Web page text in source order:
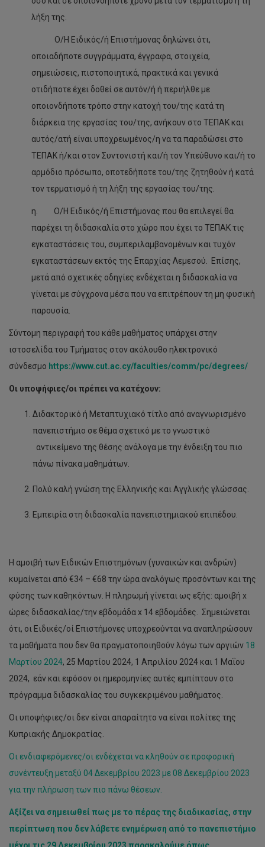
Φιλοξενίας Κύπρου
Φθινοπωρινό Εξάμηνο 2025/2026
Εξετάσεις για Δημόσια Υπηρεσία
Προκηρύξεις Θέσεων Διοικητικού Προσωπικού
Προκηρύξεις Τμημάτων
Υπεύθυνη Δήλωση
Κατηγορίες Προσωπικού
Αποτελέσματα Γραπτών Εξετάσεων/Μοριοδοτήσεων για
θέσεις Διοικητικού Προσωπικού
Προκηρύξεις Θέσεων Συντονιστικού Κέντρου EUt+
λήξη της.
Ο/Η Ειδικός/ή Επιστήμονας δηλώνει ότι,
οποιαδήποτε συγγράμματα, έγγραφα, στοιχεία,
σημειώσεις, πιστοποιητικά, πρακτικά και γενικά
οτιδήποτε έχει δοθεί σε αυτόν/ή ή περιήλθε με
οποιονδήποτε τρόπο στην κατοχή του/της κατά τη
διάρκεια της εργασίας του/της, ανήκουν στο ΤΕΠΑΚ και
αυτός/ατή είναι υποχρεωμένος/η να τα παραδώσει στο
ΤΕΠΑΚ ή/και στον Συντονιστή και/ή τον Υπεύθυνο και/ή το
αρμόδιο πρόσωπο, οποτεδήποτε του/της ζητηθούν ή κατά
τον τερματισμό ή τη λήξη της εργασίας του/της.
η. Ο/Η Ειδικός/ή Επιστήμονας που θα επιλεγεί θα
παρέχει τη διδασκαλία στο χώρο που έχει το ΤΕΠΑΚ τις
εγκαταστάσεις του, συμπεριλαμβανομένων και τυχόν
εγκαταστάσεων εκτός της Επαρχίας Λεμεσού. Επίσης,
μετά από σχετικές οδηγίες ενδέχεται η διδασκαλία να
γίνεται με σύγχρονα μέσα που να επιτρέπουν τη μη φυσική
παρουσία.
Σύντομη περιγραφή του κάθε μαθήματος υπάρχει στην
ιστοσελίδα του Τμήματος στον ακόλουθο ηλεκτρονικό
σύνδεσμο https://www.cut.ac.cy/faculties/comm/pc/degrees/
Οι υποψήφιες/οι πρέπει να κατέχουν:
Διδακτορικό ή Μεταπτυχιακό τίτλο από αναγνωρισμένο
πανεπιστήμιο σε θέμα σχετικό με το γνωστικό
αντικείμενο της θέσης ανάλογα με την ένδειξη του πιο
πάνω πίνακα μαθημάτων.
Πολύ καλή γνώση της Ελληνικής και Αγγλικής γλώσσας.
Εμπειρία στη διδασκαλία πανεπιστημιακού επιπέδου.
Η αμοιβή των Ειδικών Επιστημόνων (γυναικών και ανδρών)
κυμαίνεται από €34 – €68 την ώρα αναλόγως προσόντων και της
φύσης των καθηκόντων. Η πληρωμή γίνεται ως εξής: αμοιβή x
ώρες διδασκαλίας/την εβδομάδα x 14 εβδομάδες. Σημειώνεται
ότι, οι Ειδικές/οί Επιστήμονες υποχρεούνται να αναπληρώσουν
τα μαθήματα που δεν θα πραγματοποιηθούν λόγω των αργιών 18
Μαρτίου 2024, 25 Μαρτίου 2024, 1 Απριλίου 2024 και 1 Μαΐου
2024, εάν και εφόσον οι ημερομηνίες αυτές εμπίπτουν στο
πρόγραμμα διδασκαλίας του συγκεκριμένου μαθήματος.
Οι υποψήφιες/οι δεν είναι απαραίτητο να είναι πολίτες της
Κυπριακής Δημοκρατίας.
Οι ενδιαφερόμενες/οι ενδέχεται να κληθούν σε προφορική
συνέντευξη μεταξύ 04 Δεκεμβρίου 2023 με 08 Δεκεμβρίου 2023
για την πλήρωση των πιο πάνω θέσεων.
Αξίζει να σημειωθεί πως με το πέρας της διαδικασίας, στην
περίπτωση που δεν λάβετε ενημέρωση από το πανεπιστήμιο